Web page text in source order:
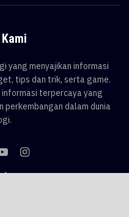
yang menyajikan informasi
tips dan trik, serta game.
terpercaya yang
perkembangan dalam dunia